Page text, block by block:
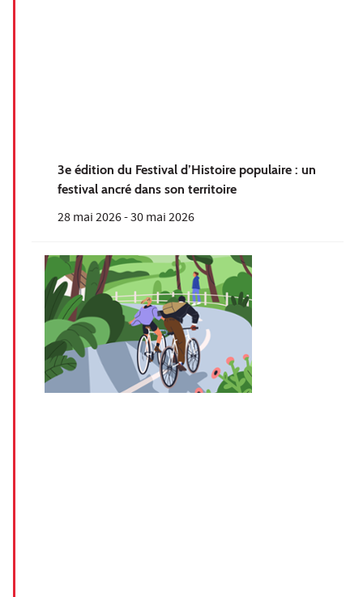
3e édition du Festival d’Histoire populaire : un
festival ancré dans son territoire
28 mai 2026-30 mai 2026